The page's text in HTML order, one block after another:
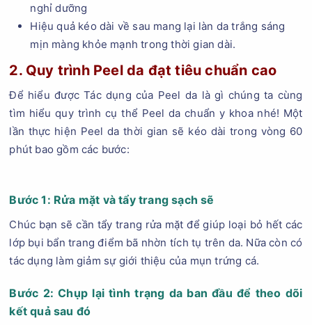
nghỉ dưỡng
Hiệu quả kéo dài về sau mang lại làn da trắng sáng
mịn màng khỏe mạnh trong thời gian dài.
2. Quy trình Peel da đạt tiêu chuẩn cao
Để hiểu được Tác dụng của Peel da là gì chúng ta cùng
tìm hiểu quy trình cụ thể Peel da chuẩn y khoa nhé! Một
lần thực hiện Peel da thời gian sẽ kéo dài trong vòng 60
phút bao gồm các bước:
Bước 1: Rửa mặt và tẩy trang sạch sẽ
Chúc bạn sẽ cần tẩy trang rửa mặt để giúp loại bỏ hết các
lớp bụi bẩn trang điểm bã nhờn tích tụ trên da. Nữa còn có
tác dụng làm giảm sự giới thiệu của mụn trứng cá.
Bước 2: Chụp lại tình trạng da ban đầu để theo dõi
kết quả sau đó